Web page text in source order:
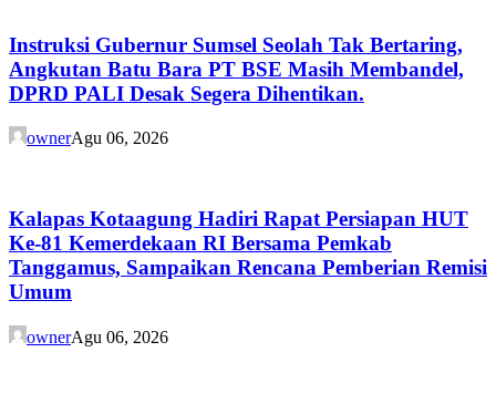
Instruksi Gubernur Sumsel Seolah Tak Bertaring,
Angkutan Batu Bara PT BSE Masih Membandel,
DPRD PALI Desak Segera Dihentikan.
ownerAgu 06, 2026
Kalapas Kotaagung Hadiri Rapat Persiapan HUT
Ke-81 Kemerdekaan RI Bersama Pemkab
Tanggamus, Sampaikan Rencana Pemberian Remisi
Umum
ownerAgu 06, 2026